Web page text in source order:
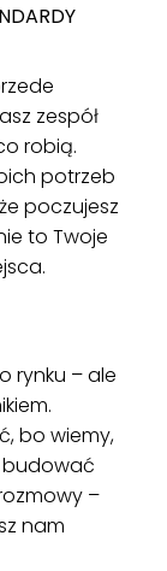
zespół
robią.
potrzeb
poczujesz
to Twoje
rynku – ale
bo wiemy,
budować
–
nam